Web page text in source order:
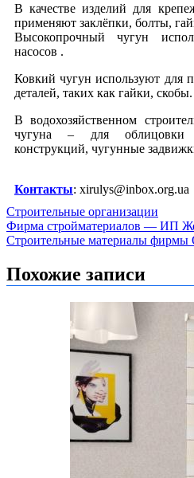
В качестве изделий для
применяют заклёпки, болты,
Высокопрочный чугун
насосов .
Ковкий чугун используют для
деталей, таких как гайки, скобы.
В водохозяйственном
чугуна – для облицовки
конструкций, чугунные
Контакты: xirulys@inbox.org.ua
Строительные организации
Навигация
по
записям
Фирма стройматериалов — ИП
Строительные материалы
Похожие записи